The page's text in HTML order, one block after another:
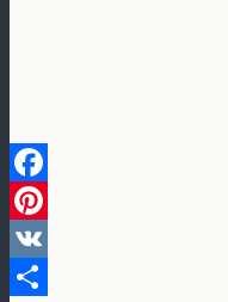
Facebook
Pinterest
VK